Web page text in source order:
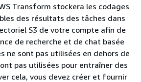
Transform stockera les codages
des résultats des tâches dans
S3 de votre compte afin de
de recherche et de chat basée
ne sont pas utilisées en dehors de
pas utilisées pour entraîner des
cela, vous devez créer et fournir